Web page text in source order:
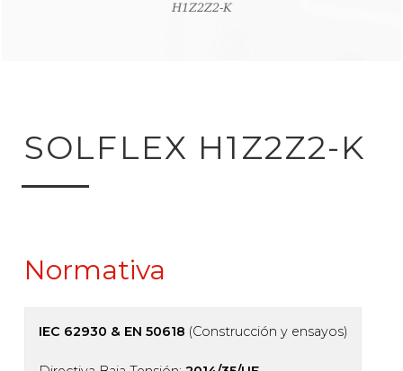
H1Z2Z2-K
al buscador de
SOLFLEX H1Z2Z2-K
Normativa
IEC 62930 & EN 50618 (Construcción y ensayos)